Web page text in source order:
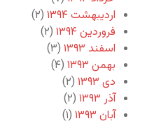
اردیبهشت ۱۳۹۴
(۲)
فروردین ۱۳۹۴
(۲)
اسفند ۱۳۹۳
(۳)
بهمن ۱۳۹۳
(۴)
دی ۱۳۹۳
(۲)
آذر ۱۳۹۳
(۲)
آبان ۱۳۹۳
(۱)